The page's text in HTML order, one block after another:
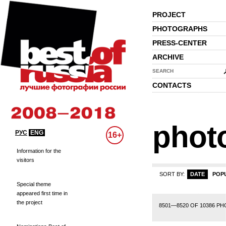
PROJECT
PHOTOGRAPHS
PRESS-CENTER
ARCHIVE
SEARCH
CONTACTS
РУС ENG 16+
Information for the
visitors
Special theme
appeared first time in
the project
SORT BY: DATE
8501—8520 OF 10386
403 404 412 413 414 415 416